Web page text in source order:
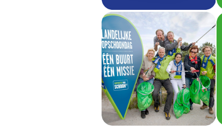
sonenbreugelschoon